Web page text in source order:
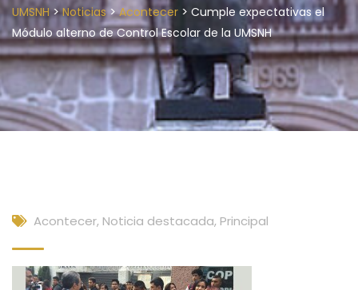
UMSNH>Noticias>Acontecer > Cumple expectativas el
Módulo alterno de Control Escolar de la UMSNH
Acontecer, Noticia destacada, Principal